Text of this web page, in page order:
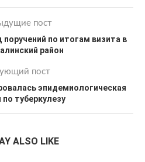
пост
по итогам визита в
район
пост
эпидемиологическая
по туберкулезу
ALSO LIKE